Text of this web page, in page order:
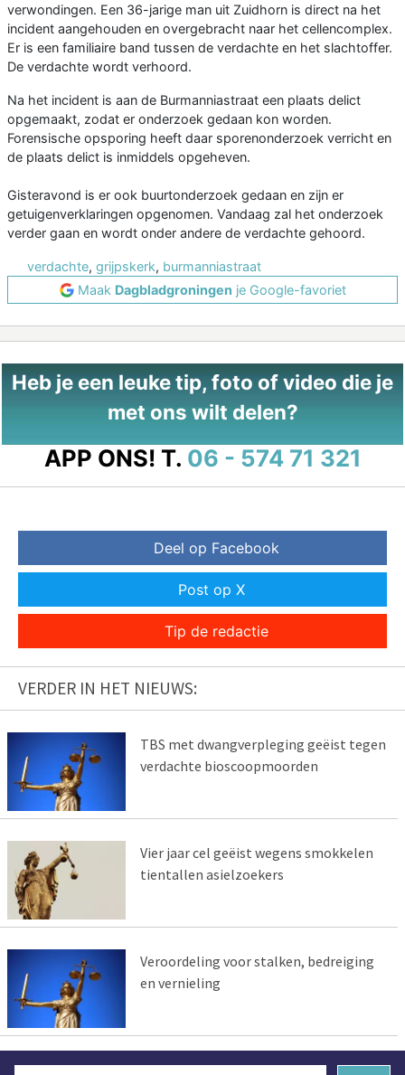
verwondingen. Een 36-jarige man uit Zuidhorn is direct na het
incident aangehouden en overgebracht naar het cellencomplex.
Er is een familiaire band tussen de verdachte en het slachtoffer.
De verdachte wordt verhoord.
Na het incident is aan de Burmanniastraat een plaats delict
opgemaakt, zodat er onderzoek gedaan kon worden.
Forensische opsporing heeft daar sporenonderzoek verricht en
de plaats delict is inmiddels opgeheven.
Gisteravond is er ook buurtonderzoek gedaan en zijn er
getuigenverklaringen opgenomen. Vandaag zal het onderzoek
verder gaan en wordt onder andere de verdachte gehoord.
verdachte, grijpskerk, burmanniastraat
Maak Dagbladgroningen je Google-favoriet
Heb je een leuke tip, foto of video die je
met ons wilt delen?
APP ONS! T. 06 - 574 71 321
Deel op Facebook
Post op X
Tip de redactie
VERDER IN HET NIEUWS:
TBS met dwangverpleging geëist tegen
verdachte bioscoopmoorden
Vier jaar cel geëist wegens smokkelen
tientallen asielzoekers
Veroordeling voor stalken, bedreiging
en vernieling